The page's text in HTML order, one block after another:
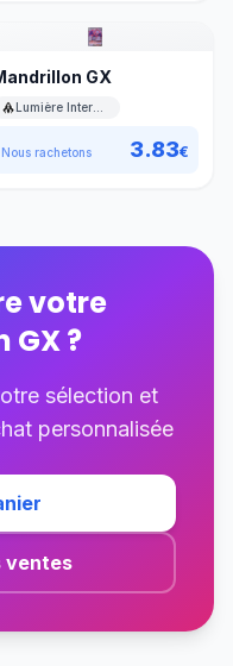
GX
Nous rachetons 3.83€
votre
GX?
sélection et
personnalisée
ventes